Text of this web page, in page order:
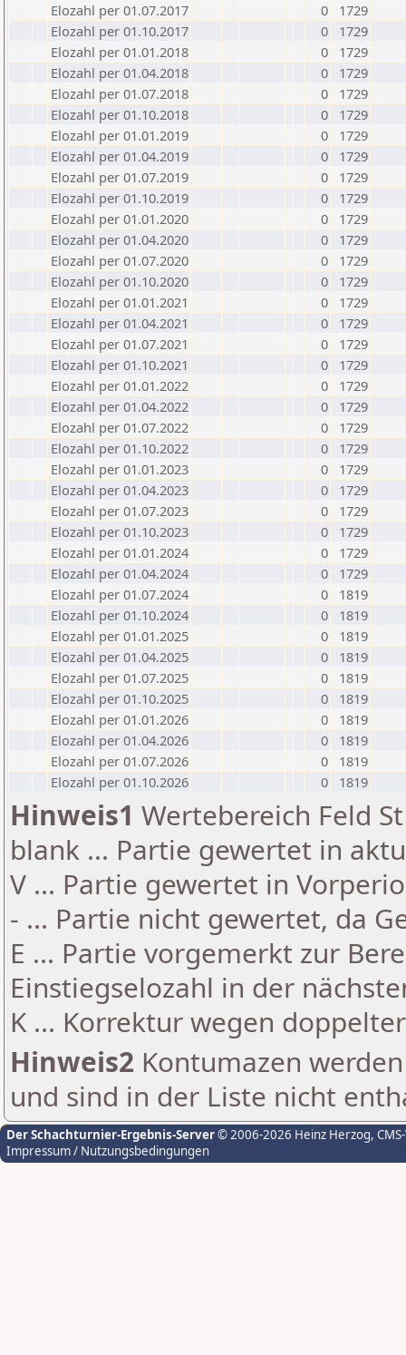
Elozahl per 01.07.2017
0
1729
Elozahl per 01.10.2017
0
1729
Elozahl per 01.01.2018
0
1729
Elozahl per 01.04.2018
0
1729
Elozahl per 01.07.2018
0
1729
Elozahl per 01.10.2018
0
1729
Elozahl per 01.01.2019
0
1729
Elozahl per 01.04.2019
0
1729
Elozahl per 01.07.2019
0
1729
Elozahl per 01.10.2019
0
1729
Elozahl per 01.01.2020
0
1729
Elozahl per 01.04.2020
0
1729
Elozahl per 01.07.2020
0
1729
Elozahl per 01.10.2020
0
1729
Elozahl per 01.01.2021
0
1729
Elozahl per 01.04.2021
0
1729
Elozahl per 01.07.2021
0
1729
Elozahl per 01.10.2021
0
1729
Elozahl per 01.01.2022
0
1729
Elozahl per 01.04.2022
0
1729
Elozahl per 01.07.2022
0
1729
Elozahl per 01.10.2022
0
1729
Elozahl per 01.01.2023
0
1729
Elozahl per 01.04.2023
0
1729
Elozahl per 01.07.2023
0
1729
Elozahl per 01.10.2023
0
1729
Elozahl per 01.01.2024
0
1729
Elozahl per 01.04.2024
0
1729
Elozahl per 01.07.2024
0
1819
Elozahl per 01.10.2024
0
1819
Elozahl per 01.01.2025
0
1819
Elozahl per 01.04.2025
0
1819
Elozahl per 01.07.2025
0
1819
Elozahl per 01.10.2025
0
1819
Elozahl per 01.01.2026
0
1819
Elozahl per 01.04.2026
0
1819
Elozahl per 01.07.2026
0
1819
Elozahl per 01.10.2026
0 1819
Hinweis1 Wertebereich Feld
blank ... Partie gewertet in
V ... Partie gewertet in
- ... Partie nicht gewertet, da
E ... Partie vorgemerkt zur
Einstiegselozahl in der
K ... Korrektur wegen
Hinweis2 Kontumazen
und sind in der Liste nicht
Der Schachturnier-Ergebnis-Server© 2006-2026 Heinz Herzog,
Impressum / Nutzungsbedingungen